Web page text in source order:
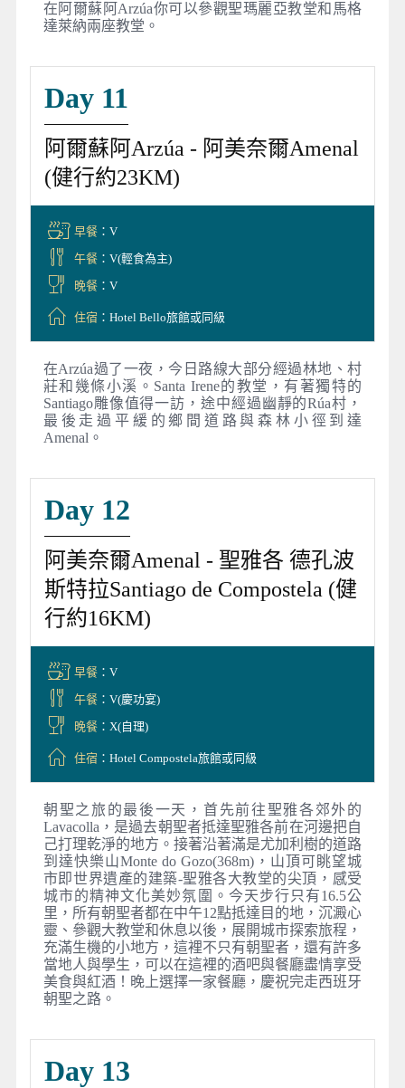
在阿爾蘇阿Arzúa你可以參觀聖瑪麗亞教堂和馬格
達萊納兩座教堂。
Day 11
阿爾蘇阿Arzúa - 阿美奈爾Amenal
(健行約23KM)
早餐：V
午餐：V(輕食為主)
晚餐：V
住宿：Hotel Bello旅館或同級
在Arzúa過了一夜，今日路線大部分經過林地、村
莊和幾條小溪。Santa Irene的教堂，有著獨特的
Santiago雕像值得一訪，途中經過幽靜的Rúa村，
最後走過平緩的鄉間道路與森林小徑到達
Amenal。
Day 12
阿美奈爾Amenal - 聖雅各 德孔波
斯特拉Santiago de Compostela (健
行約16KM)
早餐：V
午餐：V(慶功宴)
晚餐：X(自理)
住宿：Hotel Compostela旅館或同級
朝聖之旅的最後一天，首先前往聖雅各郊外的
Lavacolla，是過去朝聖者抵達聖雅各前在河邊把自
己打理乾淨的地方。接著沿著滿是尤加利樹的道路
到達快樂山Monte do Gozo(368m)，山頂可眺望城
市即世界遺產的建築-聖雅各大教堂的尖頂，感受
城市的精神文化美妙氛圍。今天步行只有16.5公
里，所有朝聖者都在中午12點抵達目的地，沉澱心
靈、參觀大教堂和休息以後，展開城市探索旅程，
充滿生機的小地方，這裡不只有朝聖者，還有許多
當地人與學生，可以在這裡的酒吧與餐廳盡情享受
美食與紅酒！晚上選擇一家餐廳，慶祝完走西班牙
朝聖之路。
Day 13